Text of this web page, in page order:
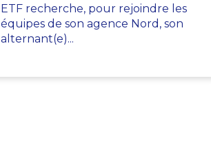
ETF recherche, pour rejoindre les
équipes de son agence Nord, son
alternant(e)...